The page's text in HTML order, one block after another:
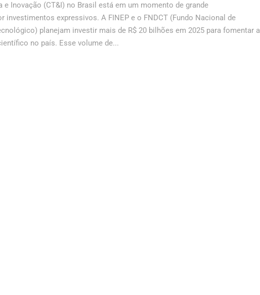
e Inovação (CT&I) no Brasil está em um momento de grande
investimentos expressivos. A FINEP e o FNDCT (Fundo Nacional de
planejam investir mais de R$ 20 bilhões em 2025 para fomentar a
no país. Esse volume de...